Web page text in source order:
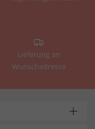
Lieferung an
Wunschadresse